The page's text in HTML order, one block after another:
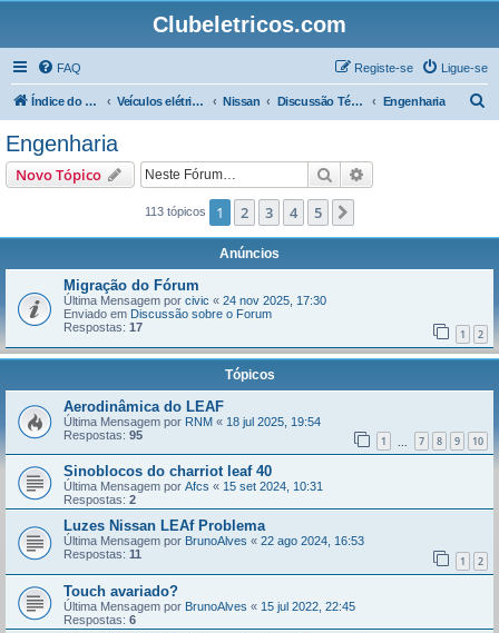
Clubeletricos.com
FAQ Ligue-se
Registe-se
Índice do Fórum Veículos elétricos e híbridos plug-in Nissan Discussão Técnica sobre o Nissan LEAF Engenharia
Engenharia
Novo Tópico Pesquisar
113 tópicos 1 2 3 4 5
Anúncios
Migração do Fórum
Última Mensagem por civic « 24 nov 2025, 17:30
Enviado em Discussão sobre o Forum
Respostas: 17 1 2
Tópicos
Aerodinâmica do LEAF
Última Mensagem por RNM « 18 jul 2025, 19:54
Respostas: 95 1 7 8 9 10
Sinoblocos do charriot leaf 40
Última Mensagem por Afcs « 15 set 2024, 10:31
Respostas: 2
Luzes Nissan LEAf Problema
Última Mensagem por BrunoAlves « 22 ago 2024, 16:53
Respostas: 11 1 2
Touch avariado?
Última Mensagem por BrunoAlves « 15 jul 2022, 22:45
Respostas: 6